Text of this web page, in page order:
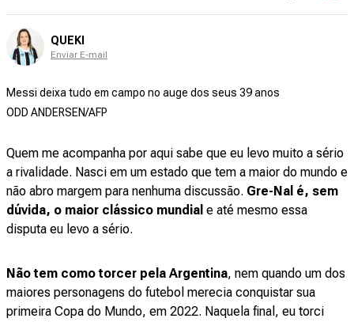
QUEKI
Enviar E-mail
Messi deixa tudo em campo no auge dos seus 39 anos
ODD ANDERSEN/AFP
Quem me acompanha por aqui sabe que eu levo muito a sério
a rivalidade. Nasci em um estado que tem a maior do mundo e
não abro margem para nenhuma discussão. Gre-Nal é, sem
dúvida, o maior clássico mundial e até mesmo essa
disputa eu levo a sério.
Não tem como torcer pela Argentina, nem quando um dos
maiores personagens do futebol merecia conquistar sua
primeira Copa do Mundo, em 2022. Naquela final, eu torci